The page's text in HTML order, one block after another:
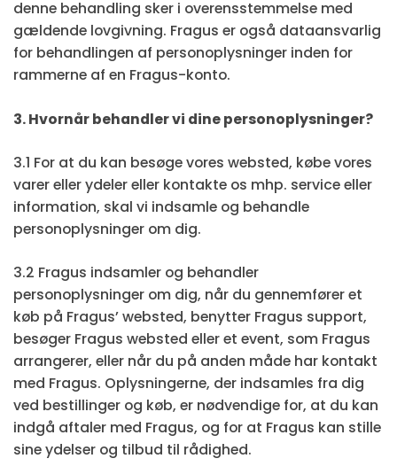
denne behandling sker i overensstemmelse med
gældende lovgivning. Fragus er også dataansvarlig
for behandlingen af personoplysninger inden for
rammerne af en Fragus-konto.
3. Hvornår behandler vi dine personoplysninger?
3.1 For at du kan besøge vores websted, købe vores
varer eller ydeler eller kontakte os mhp. service eller
information, skal vi indsamle og behandle
personoplysninger om dig.
3.2 Fragus indsamler og behandler
personoplysninger om dig, når du gennemfører et
køb på Fragus’ websted, benytter Fragus support,
besøger Fragus websted eller et event, som Fragus
arrangerer, eller når du på anden måde har kontakt
med Fragus. Oplysningerne, der indsamles fra dig
ved bestillinger og køb, er nødvendige for, at du kan
indgå aftaler med Fragus, og for at Fragus kan stille
sine ydelser og tilbud til rådighed.